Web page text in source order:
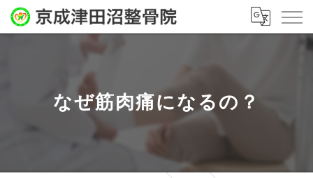
なぜ筋肉痛になるの？